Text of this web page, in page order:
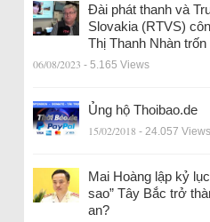
Đài phát thanh và
Slovakia (RTVS)
Thị Thanh Nhàn
06/08/2023 - 5.165 Views
Ủng hộ Thoibao.de
15/02/2018 - 24.057 Views
Mai Hoàng lập kỷ
sao” Tây Bắc trở
an?